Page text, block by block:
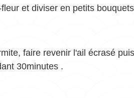
et diviser en petits
faire revenir l'ail écrasé
30minutes .